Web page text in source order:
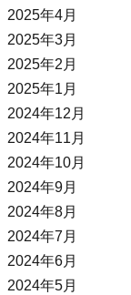
2025年4月
2025年3月
2025年2月
2025年1月
2024年12月
2024年11月
2024年10月
2024年9月
2024年8月
2024年7月
2024年6月
2024年5月